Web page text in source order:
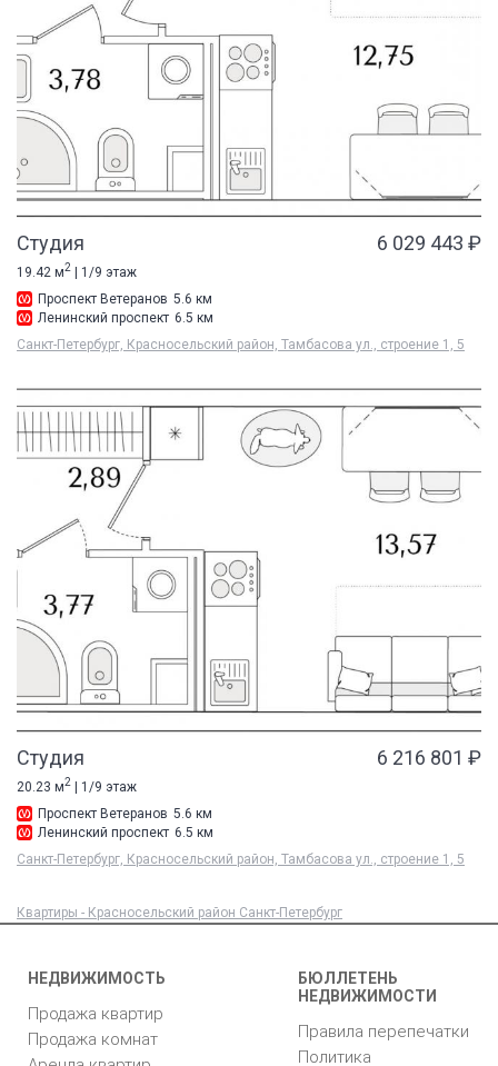
Студия 6 029 443 ₽
19.42 м2
| 1/9 этаж
Проспект Ветеранов 5.6 км
Ленинский проспект 6.5 км
Санкт-Петербург, Красносельский район, Тамбасова ул., строение 1, 5
Студия 6 216 801 ₽
20.23 м2 | 1/9 этаж
Проспект Ветеранов 5.6 км
Ленинский проспект 6.5 км
Санкт-Петербург, Красносельский район, Тамбасова ул., строение 1, 5
Квартиры - Красносельский район Санкт-Петербург
НЕДВИЖИМОСТЬ
Продажа квартир
Продажа комнат
БЮЛЛЕТЕНЬ
НЕДВИЖИМОСТИ
Правила перепечатки
Политика